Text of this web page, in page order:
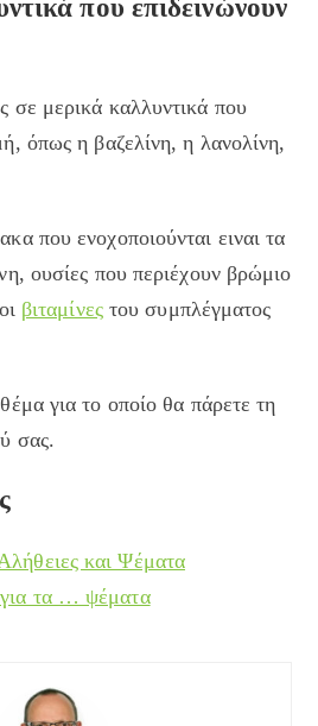
που επιδεινώνουν
σε μερικά καλλυντικά που
όπως η βαζελίνη, η λανολίνη,
που ενοχοποιούνται ειναι τα
ουσίες που περιέχουν βρώμιο
βιταμίνεςτου συμπλέγματος
για το οποίο θα πάρετε τη
σας.
και Ψέματα
τα … ψέματα